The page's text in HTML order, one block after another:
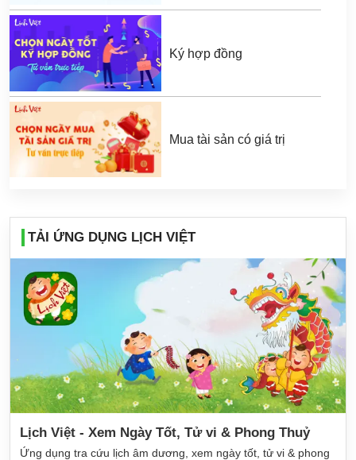
Ký hợp đồng
Mua tài sản có giá trị
TẢI ỨNG DỤNG LỊCH VIỆT
Lịch Việt - Xem Ngày Tốt, Tử vi & Phong Thuỷ
Ứng dụng tra cứu lịch âm dương, xem ngày tốt, tử vi & phong